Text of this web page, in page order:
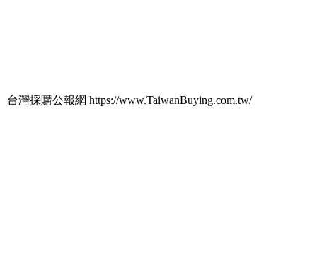
台灣採購公報網 https://www.TaiwanBuying.com.tw/